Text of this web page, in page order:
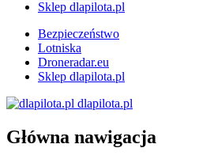
Sklep dlapilota.pl
Bezpieczeństwo
Lotniska
Droneradar.eu
Sklep dlapilota.pl
dlapilota.pl
Główna nawigacja